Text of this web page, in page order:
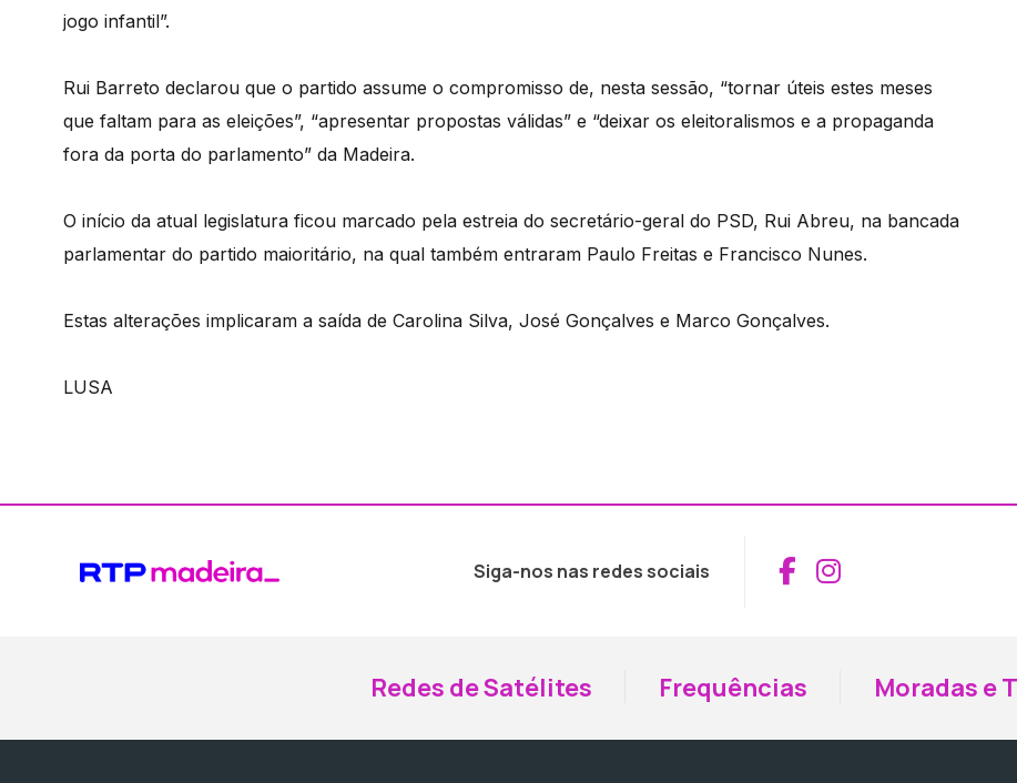
jogo infantil”.
Rui Barreto declarou que o partido assume o compromisso de, nesta sessão, “tornar úteis estes meses
que faltam para as eleições”, “apresentar propostas válidas” e “deixar os eleitoralismos e a propaganda
fora da porta do parlamento” da Madeira.
O início da atual legislatura ficou marcado pela estreia do secretário-geral do PSD, Rui Abreu, na bancada
parlamentar do partido maioritário, na qual também entraram Paulo Freitas e Francisco Nunes.
Estas alterações implicaram a saída de Carolina Silva, José Gonçalves e Marco Gonçalves.
LUSA
Siga-nos nas redes sociais Aceder ao
Aceder ao
Redes de Satélites Frequências Moradas e